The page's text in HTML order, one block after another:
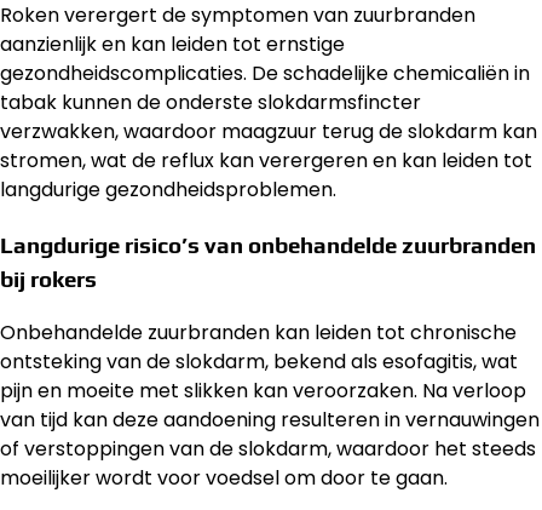
Roken verergert de symptomen van zuurbranden
aanzienlijk en kan leiden tot ernstige
gezondheidscomplicaties. De schadelijke chemicaliën in
tabak kunnen de onderste slokdarmsfincter
verzwakken, waardoor maagzuur terug de slokdarm kan
stromen, wat de reflux kan verergeren en kan leiden tot
langdurige gezondheidsproblemen.
Langdurige risico’s van onbehandelde zuurbranden
bij rokers
Onbehandelde zuurbranden kan leiden tot chronische
ontsteking van de slokdarm, bekend als esofagitis, wat
pijn en moeite met slikken kan veroorzaken. Na verloop
van tijd kan deze aandoening resulteren in vernauwingen
of verstoppingen van de slokdarm, waardoor het steeds
moeilijker wordt voor voedsel om door te gaan.